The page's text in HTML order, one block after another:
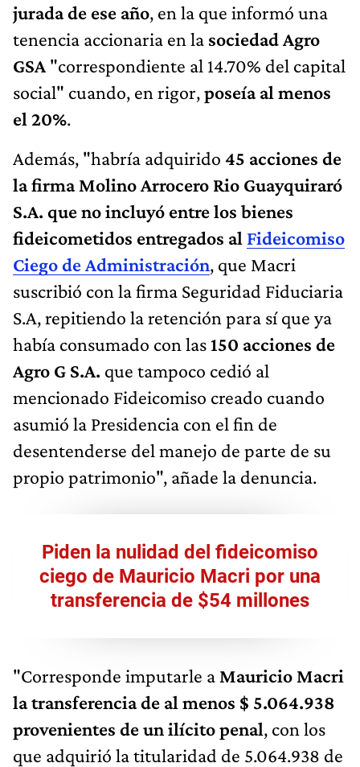
jurada de ese año, en la que informó una
tenencia accionaria en la sociedad Agro
GSA "correspondiente al 14.70% del capital
social" cuando, en rigor,poseía al menos
el 20%.
Además, "habría adquirido 45 acciones de
la firma Molino Arrocero Rio Guayquiraró
S.A. que no incluyó entre los bienes
fideicometidos entregados al Fideicomiso
Ciego de Administración, que Macri
suscribió con la firma Seguridad Fiduciaria
S.A, repitiendo la retención para sí que ya
había consumado con las150 acciones de
Agro G S.A. que tampoco cedió al
mencionado Fideicomiso creado cuando
asumió la Presidencia con el fin de
desentenderse del manejo de parte de su
propio patrimonio", añade la denuncia.
Piden la nulidad del fideicomiso
ciego de Mauricio Macri por una
transferencia de $54 millones
"Corresponde imputarle a Mauricio Macri
latransferencia de al menos $ 5.064.938
provenientes de un ilícito penal, con los
que adquirió la titularidad de 5.064.938 de